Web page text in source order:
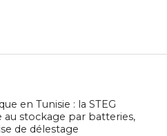
en Tunisie : la STEG
au stockage par batteries,
de délestage